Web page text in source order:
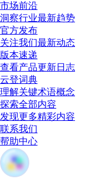
市场前沿
洞察行业最新趋势
官方发布
关注我们最新动态
版本速递
查看产品更新日志
云登词典
理解关键术语概念
探索全部内容
发现更多精彩内容
联系我们
帮助中心